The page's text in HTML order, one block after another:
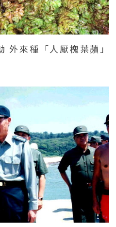
外來種「人厭槐葉蘋」